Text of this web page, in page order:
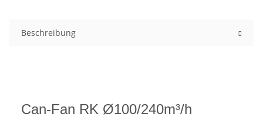
Beschreibung
Can-Fan RK Ø100/240m³/h